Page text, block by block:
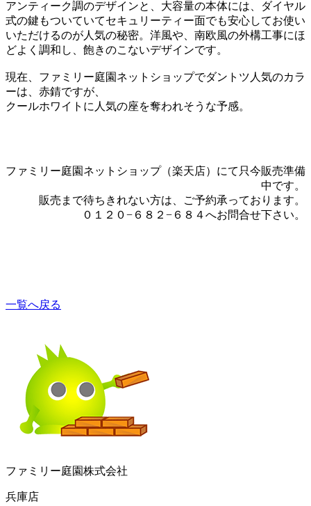
アンティーク調のデザインと、大容量の本体には、ダイヤル
式の鍵もついていてセキュリーティー面でも安心してお使い
いただけるのが人気の秘密。洋風や、南欧風の外構工事にほ
どよく調和し、飽きのこないデザインです。
現在、ファミリー庭園ネットショップでダントツ人気のカラ
ーは、赤錆ですが、
クールホワイトに人気の座を奪われそうな予感。
ファミリー庭園ネットショップ（楽天店） にて只今販売準備
中です。
販売まで待ちきれない方は、ご予約承っております。
０１２０−６８２−６８４へお問合せ下さい。
一覧へ戻る
ファミリー庭園株式会社
兵庫店